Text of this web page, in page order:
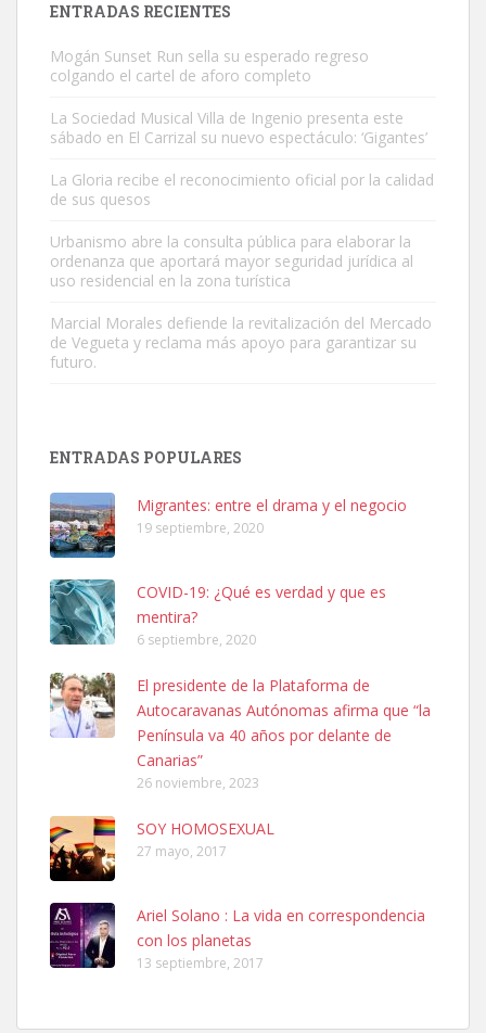
Este gato macho ha aparecido en la calle hace menos de un mes,
Leales.org » Gran Canaria | 9.7.2025
Leales.org » Gran Canaria
SHIBA PERDIDO AVDA JOSE MESA Y LOPEZ
PERRO MACHO RAZA SHIBA CON MICROCHIP PERDIDO HOY
06/07/2025 ZONA MESA Y LOPEZ. ES MUY ASUSTADIZO
Leales.org » Gran Canaria
6.7.2025
Ninfa perdida
El día 5 se los perdió una ninfa papillera, asustada tiene miedo a la
calle, se perdió por la zon...
ENTRADAS RECIENTES
Mogán Sunset Run sella su esperado regreso
colgando el cartel de aforo completo
La Sociedad Musical Villa de Ingenio presenta este
sábado en El Carrizal su nuevo espectáculo: ‘Gigantes’
La Gloria recibe el reconocimiento oficial por la calidad
de sus quesos
Urbanismo abre la consulta pública para elaborar la
ordenanza que aportará mayor seguridad jurídica al
uso residencial en la zona turística
Marcial Morales defiende la revitalización del Mercado
de Vegueta y reclama más apoyo para garantizar su
futuro.
ENTRADAS POPULARES
Migrantes: entre el drama y el negocio
19 septiembre, 2020
COVID-19: ¿Qué es verdad y que es
mentira?
6 septiembre, 2020
El presidente de la Plataforma de
Autocaravanas Autónomas afirma que “la
Península va 40 años por delante de
Canarias”
26 noviembre, 2023
SOY HOMOSEXUAL
27 mayo, 2017
Ariel Solano : La vida en correspondencia
con los planetas
13 septiembre, 2017